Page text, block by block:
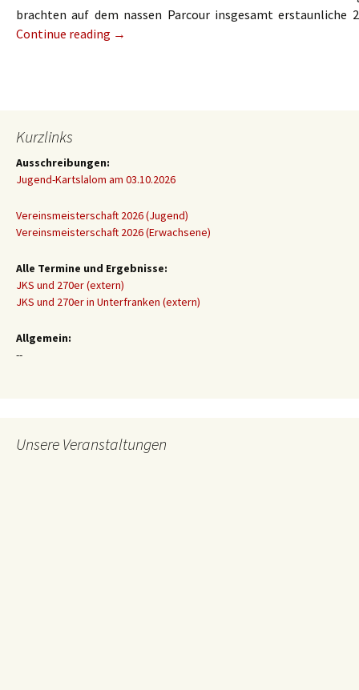
brachten auf dem nassen Parcour insgesamt erstaunliche
Continue reading →
Kurzlinks
Ausschreibungen:
Jugend-Kartslalom am 03.10.2026
Vereinsmeisterschaft 2026 (Jugend)
Vereinsmeisterschaft 2026 (Erwachsene)
Alle Termine und Ergebnisse:
JKS und 270er (extern)
JKS und 270er in Unterfranken (extern)
Allgemein:
--
Unsere Veranstaltungen